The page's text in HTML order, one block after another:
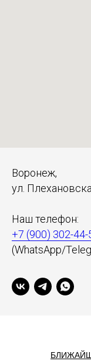
Воронеж,
ул.
Наш телефон:
+7 (900) 302-44-
(WhatsApp/